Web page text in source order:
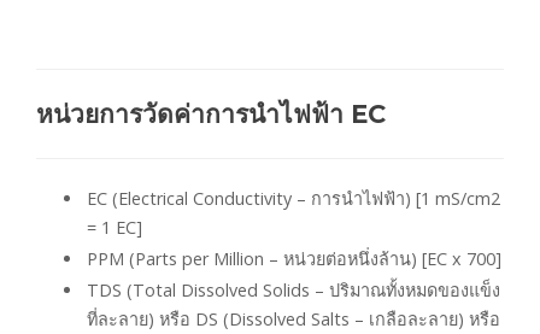
หน่วยการวัดค่าการนำไฟฟ้า EC
EC (Electrical Conductivity – การนำไฟฟ้า) [1 mS/cm2
= 1 EC]
PPM (Parts per Million – หน่วยต่อหนึ่งล้าน) [EC x 700]
TDS (Total Dissolved Solids – ปริมาณทั้งหมดของแข็ง
ที่ละลาย) หรือ DS (Dissolved Salts – เกลือละลาย) หรือ